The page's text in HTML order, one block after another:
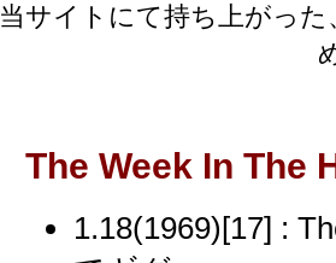
当サイトにて持ち上がっ
The Week In The
1.18(1969)[17] :